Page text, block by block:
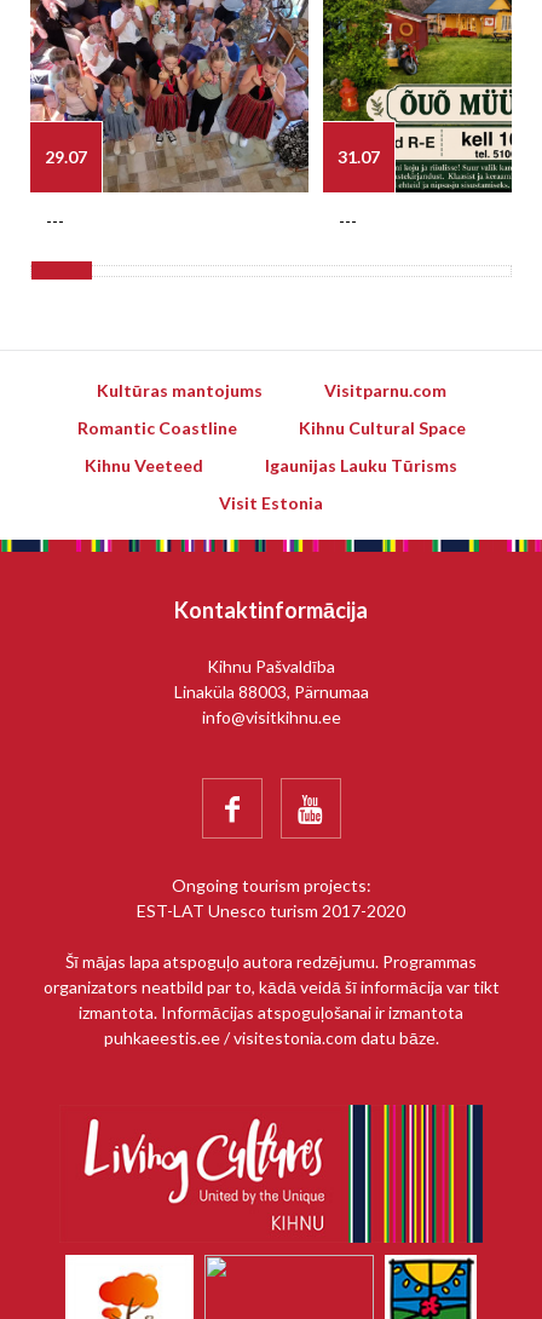
29.07
---
31.07
---
Kultūras mantojums
Visitparnu.com
Romantic Coastline
Kihnu Cultural Space
Kihnu Veeteed
Igaunijas Lauku Tūrisms
Visit Estonia
Kontaktinformācija
Kihnu Pašvaldība
Linaküla 88003, Pärnumaa
info@visitkihnu.ee
 
Ongoing tourism projects:
EST-LAT Unesco turism 2017-2020
Šī mājas lapa atspoguļo autora redzējumu. Programmas
organizators neatbild par to, kādā veidā šī informācija var tikt
izmantota. Informācijas atspoguļošanai ir izmantota
puhkaeestis.ee / visitestonia.com datu bāze.